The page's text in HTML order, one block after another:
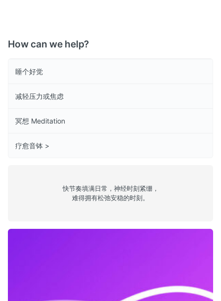
How can we help?
睡个好觉
减轻压力或焦虑
冥想 Meditation
疗愈音钵 >
快节奏填满日常，神经时刻紧绷，
难得拥有松弛安稳的时刻。